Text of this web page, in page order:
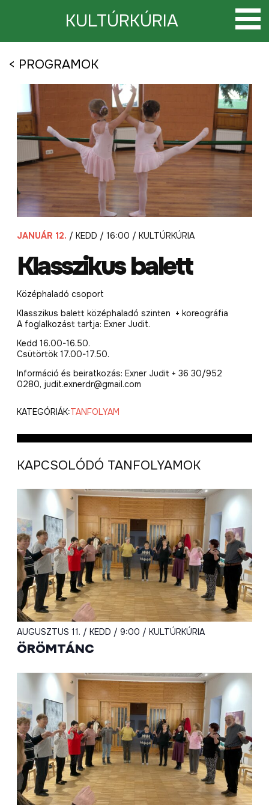
KULTÚRKÚRIA
< PROGRAMOK
JANUÁR 12. / KEDD / 16:00 / KULTÚRKÚRIA
Klasszikus balett
Középhaladó csoport
Klasszikus balett középhaladó szinten + koreográfia
A foglalkozást tartja: Exner Judit.
Kedd 16.00-16.50.
Csütörtök 17.00-17.50.
Információ és beiratkozás: Exner Judit + 36 30/952
0280, judit.exnerdr@gmail.com
KATEGÓRIÁK:TANFOLYAM
KAPCSOLÓDÓ TANFOLYAMOK
AUGUSZTUS 11. / KEDD / 9:00 / KULTÚRKÚRIA
ÖRÖMTÁNC